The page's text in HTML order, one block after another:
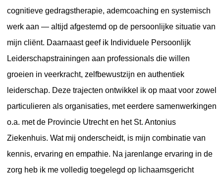
cognitieve gedragstherapie, ademcoaching en systemisch
werk aan — altijd afgestemd op de persoonlijke situatie van
mijn cliënt. Daarnaast geef ik Individuele Persoonlijk
Leiderschapstrainingen aan professionals die willen
groeien in veerkracht, zelfbewustzijn en authentiek
leiderschap. Deze trajecten ontwikkel ik op maat voor zowel
particulieren als organisaties, met eerdere samenwerkingen
o.a. met de Provincie Utrecht en het St. Antonius
Ziekenhuis. Wat mij onderscheidt, is mijn combinatie van
kennis, ervaring en empathie. Na jarenlange ervaring in de
zorg heb ik me volledig toegelegd op lichaamsgericht